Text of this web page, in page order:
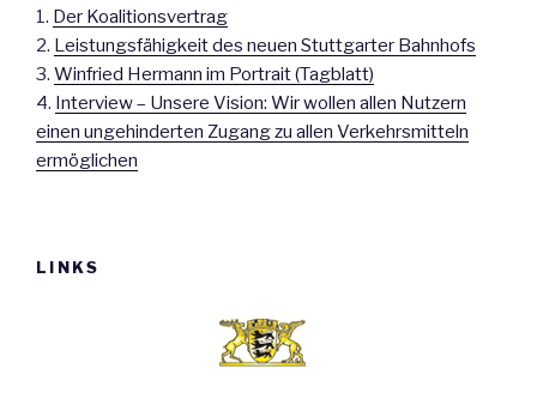
1. Der Koalitionsvertrag
2. Leistungsfähigkeit des neuen Stuttgarter Bahnhofs
3. Winfried Hermann im Portrait (Tagblatt)
4. Interview – Unsere Vision: Wir wollen allen Nutzern
einen ungehinderten Zugang zu allen Verkehrsmitteln
ermöglichen
LINKS